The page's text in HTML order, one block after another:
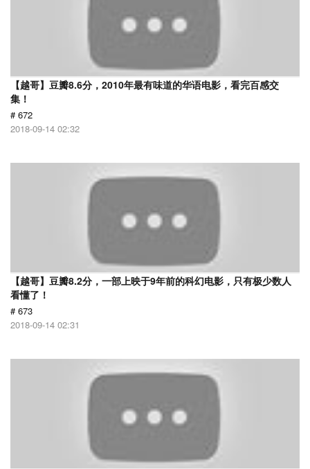
【越哥】豆瓣8.6分，2010年最有味道的华语电影，看完百感交
集！
# 672
2018-09-14 02:32
【越哥】豆瓣8.2分，一部上映于9年前的科幻电影，只有极少数人
看懂了！
# 673
2018-09-14 02:31